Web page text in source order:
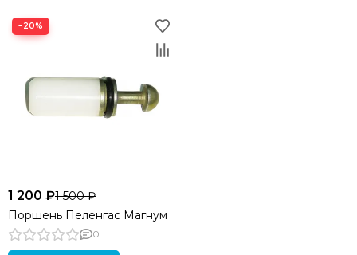
−20%
1 200 ₽1 500 ₽
Поршень Пеленгас Магнум
0